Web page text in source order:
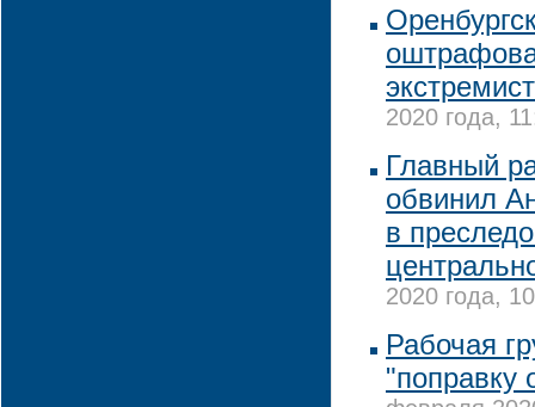
2020 года,
Главный
обвинил
в
2020 года,
Рабочая
"поправку